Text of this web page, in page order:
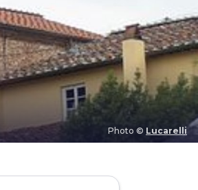
Photo © Lucarelli